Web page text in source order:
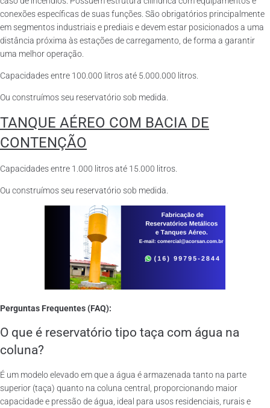
conexões específicas de suas funções. São obrigatórios principalmente
em segmentos industriais e prediais e devem estar posicionados a uma
distância próxima às estações de carregamento, de forma a garantir
uma melhor operação.
Capacidades entre 100.000 litros até 5.000.000 litros.
Ou construímos seu reservatório sob medida.
TANQUE AÉREO COM BACIA DE
CONTENÇÃO
Capacidades entre 1.000 litros até 15.000 litros.
Ou construímos seu reservatório sob medida.
Perguntas Frequentes (FAQ):
O que é reservatório tipo taça com água na
coluna?
É um modelo elevado em que a água é armazenada tanto na parte
superior (taça) quanto na coluna central, proporcionando maior
capacidade e pressão de água, ideal para usos residenciais, rurais e